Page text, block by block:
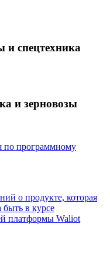
и спецтехника
и зерновозы
по программному
о продукте, которая
быть в курсе
платформы Waliot